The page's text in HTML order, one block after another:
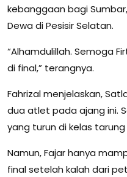
kebanggaan bagi
Dewa di Pesisir Selatan.
“Alhamdulillah. Semoga
di final,” terangnya.
Fahrizal menjelaskan,
dua atlet pada ajang ini.
yang turun di kelas tarung
Namun, Fajar hanya
final setelah kalah dari